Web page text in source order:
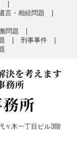
言・相続問題
問題
刑事事件
々木一丁目ビル3階